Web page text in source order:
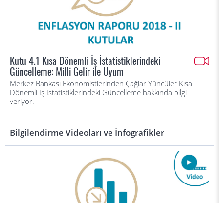
Kutu 4.1 Kısa Dönemli İş İstatistiklerindeki
Güncelleme: Milli Gelir ile Uyum
Merkez Bankası Ekonomistlerinden Çağlar Yüncüler Kısa
Dönemli İş İstatistiklerindeki Güncelleme hakkında bilgi
veriyor.
Bilgilendirme Videoları ve İnfografikler